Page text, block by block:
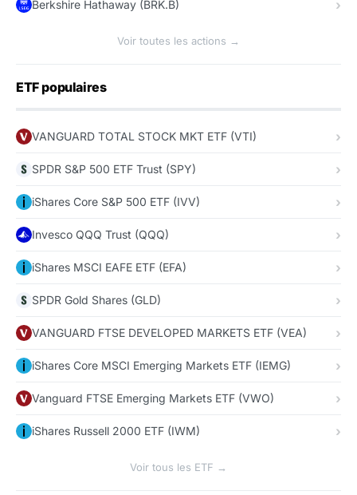
Berkshire Hathaway (BRK.B)
Voir toutes les actions →
ETF populaires
VANGUARD TOTAL STOCK MKT ETF (VTI)
SPDR S&P 500 ETF Trust (SPY)
iShares Core S&P 500 ETF (IVV)
Invesco QQQ Trust (QQQ)
iShares MSCI EAFE ETF (EFA)
SPDR Gold Shares (GLD)
VANGUARD FTSE DEVELOPED MARKETS ETF (VEA)
iShares Core MSCI Emerging Markets ETF (IEMG)
Vanguard FTSE Emerging Markets ETF (VWO)
iShares Russell 2000 ETF (IWM)
Voir tous les ETF →